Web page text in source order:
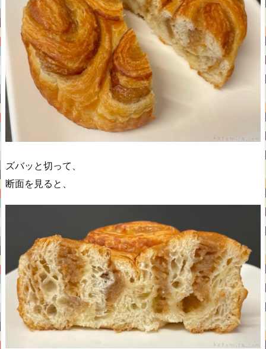
ズバッと切って、
断面を見ると、